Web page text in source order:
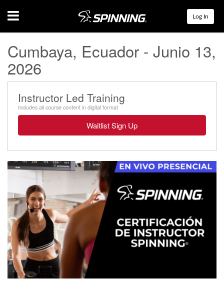
Menu Log In
Cumbaya, Ecuador - Junio 13,
2026
Instructor Led Training
Includes all course content in digital format
Waitlist Sign Up